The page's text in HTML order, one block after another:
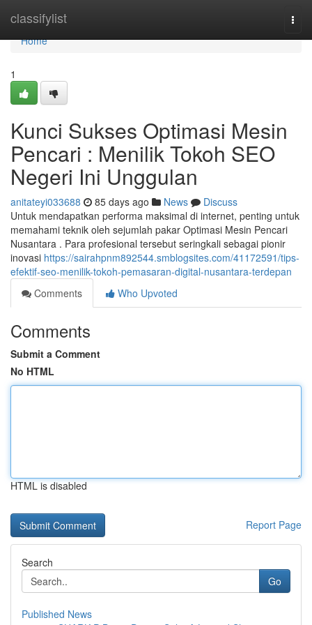
classifylist
Home
Home
1
Kunci Sukses Optimasi Mesin
Pencari : Menilik Tokoh SEO
Negeri Ini Unggulan
anitateyi033688 85 days ago News
Discuss
Untuk mendapatkan performa maksimal di internet, penting untuk
memahami teknik oleh sejumlah pakar Optimasi Mesin Pencari
Nusantara . Para profesional tersebut seringkali sebagai pionir
inovasi https://sairahpnm892544.smblogsites.com/41172591/tips-
efektif-seo-menilik-tokoh-pemasaran-digital-nusantara-terdepan
Comments
Who Upvoted
Comments
Submit a Comment
No HTML
HTML is disabled
Report Page
Search
Go
Published News